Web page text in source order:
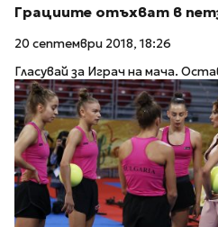
Грациите отъхват в
20 септември 2018, 18:26
Гласувай за Играч на мача.